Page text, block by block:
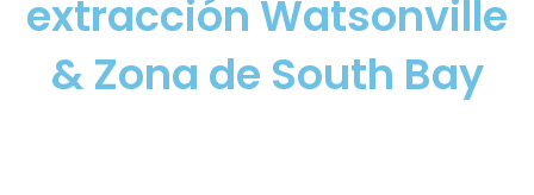
extracción Watsonville
& Zona de South Bay